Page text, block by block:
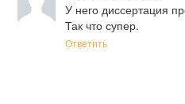
У него диссертация
Так что супер.
Ответить